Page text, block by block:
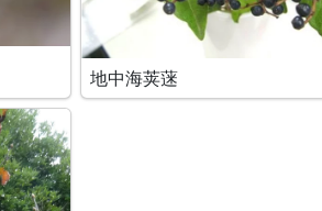
地中海荚蒾